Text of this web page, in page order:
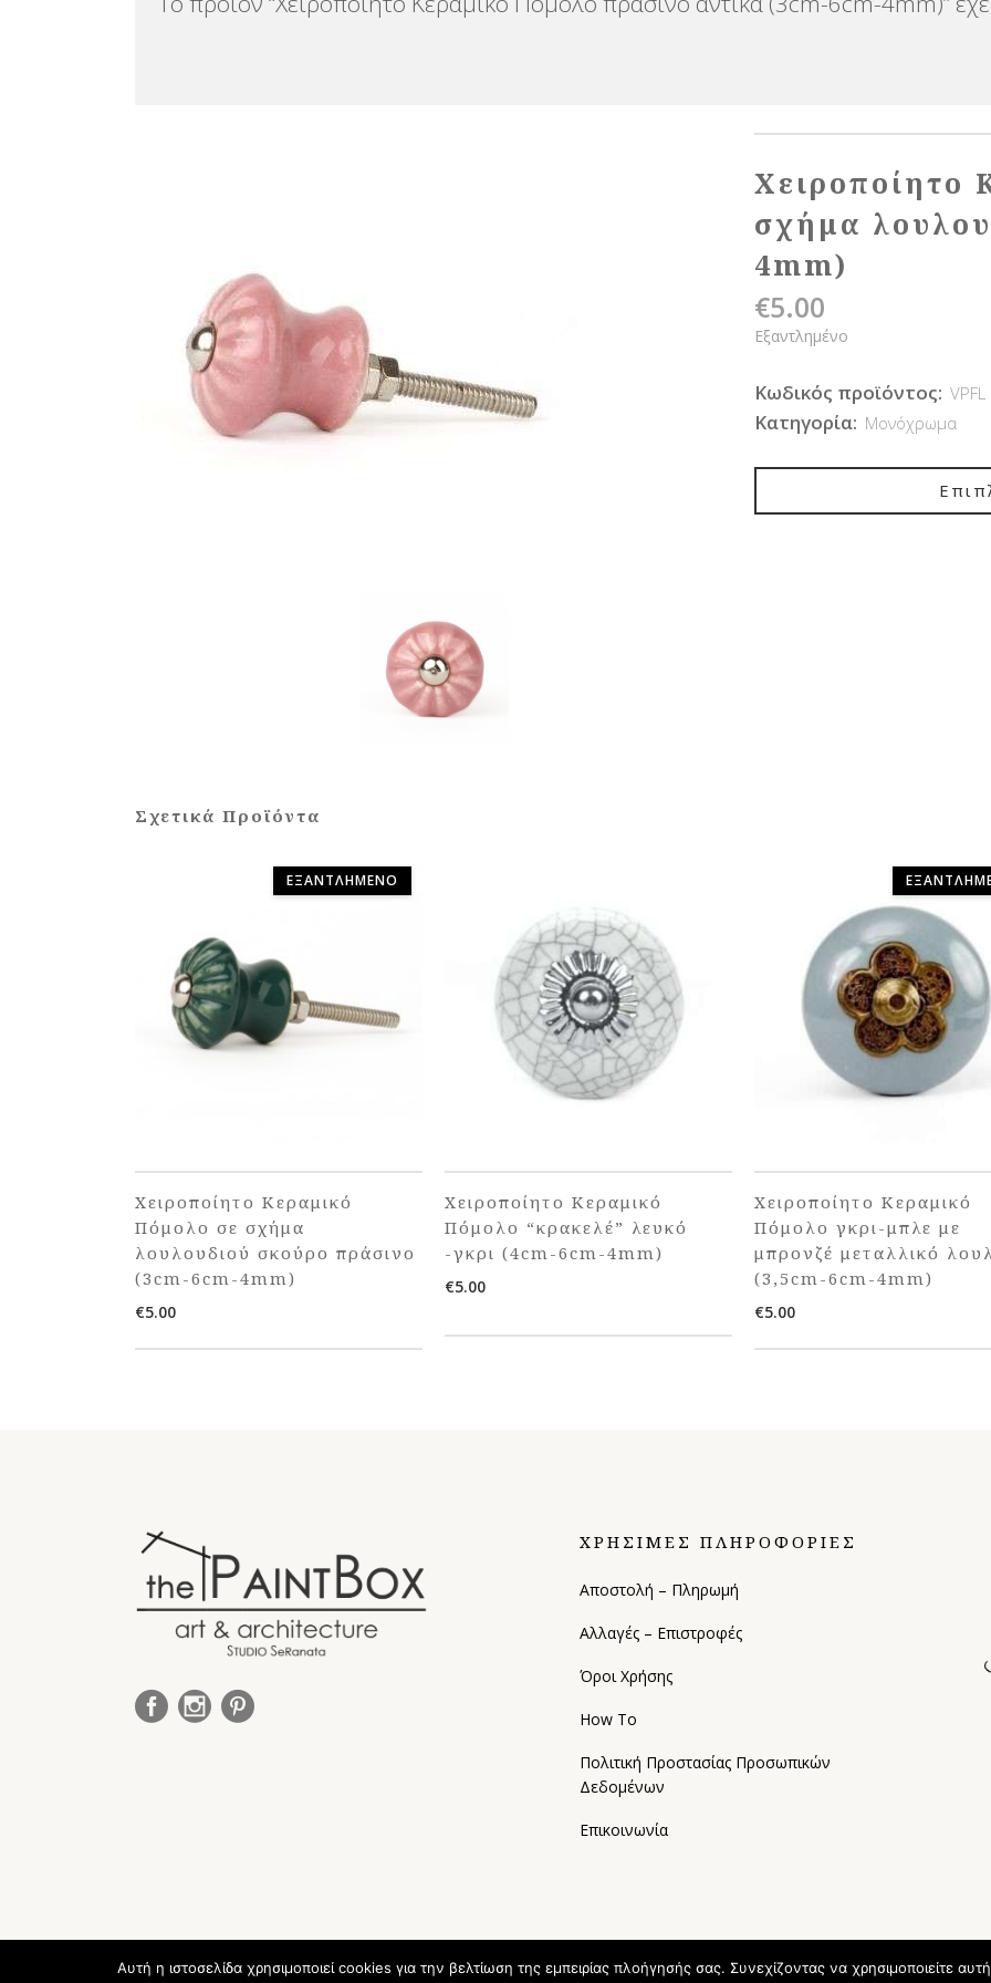
Χειροποίητο
σχήμα
4mm)
€5.00
Εξαντλημένο
Κωδικός προϊόντος: VPFL
Κατηγορία: Μονόχρωμα
Σχετικά Προϊόντα
ΕΞΑΝΤΛΗΜΈΝΟ
Χειροποίητο Κεραμικό
Πόμολο σε σχήμα
λουλουδιού σκούρο πράσινο
(3cm-6cm-4mm)
€5.00
Χειροποίητο Κεραμικό
Πόμολο “κρακελέ” λευκό
-γκρι (4cm-6cm-4mm)
€5.00
Χειροποίητο Κεραμικό
Πόμολο γκρι-μπλε με
μπρονζέ μεταλλικό
(3,5cm-6cm-4mm)
€5.00
ΧΡΗΣΙΜΕΣ ΠΛΗΡΟΦΟΡΙΕΣ
Αποστολή – Πληρωμή
Αλλαγές – Επιστροφές
Όροι Χρήσης
How To
Πολιτική Προστασίας Προσωπικών
Δεδομένων
Επικοινωνία
Αυτή η ιστοσελίδα χρησιμοποιεί cookies για την βελτίωση της εμπειρίας πλοήγησής σας. Συνεχίζοντας να χρησιμοποιείτε